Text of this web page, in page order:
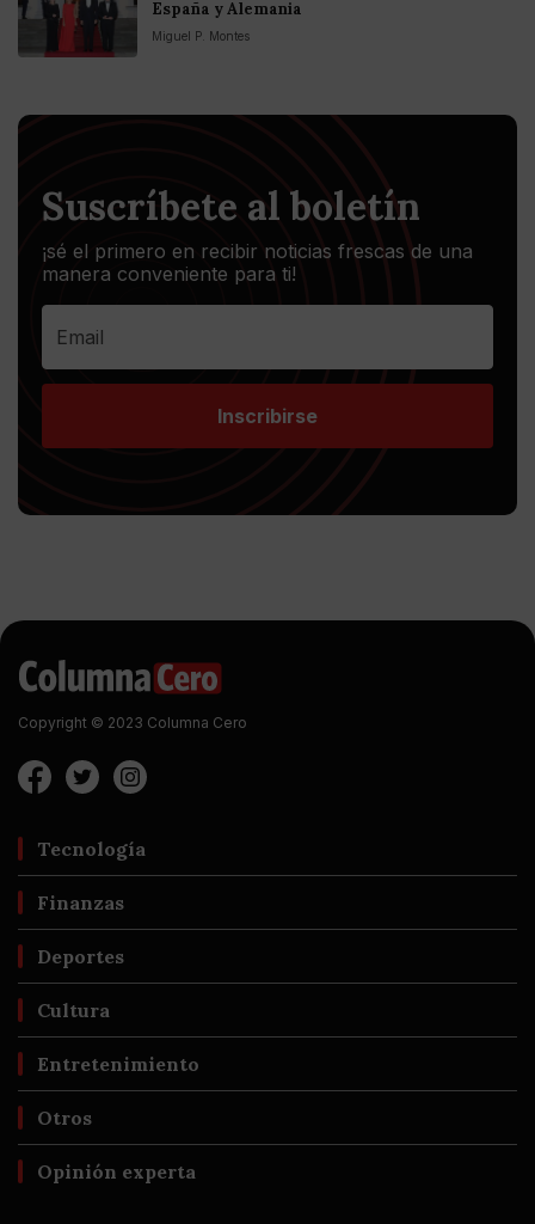
España y Alemania
Miguel P. Montes
Suscríbete al boletín
¡sé el primero en recibir noticias frescas de una
manera conveniente para ti!
Inscribirse
Copyright © 2023 Columna Cero
Tecnología
Finanzas
Deportes
Cultura
Entretenimiento
Otros
Opinión experta